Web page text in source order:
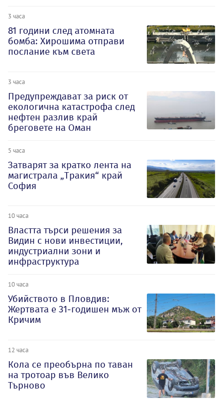
3 часа
81 години след атомната
бомба: Хирошима отправи
послание към света
3 часа
Предупреждават за риск от
екологична катастрофа след
нефтен разлив край
бреговете на Оман
5 часа
Затварят за кратко лента на
магистрала „Тракия“ край
София
10 часа
Властта търси решения за
Видин с нови инвестиции,
индустриални зони и
инфраструктура
10 часа
Убийството в Пловдив:
Жертвата е 31-годишен мъж от
Кричим
12 часа
Кола се преобърна по таван
на тротоар във Велико
Търново